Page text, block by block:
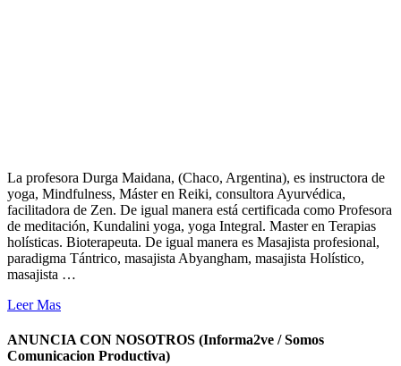
La profesora Durga Maidana, (Chaco, Argentina), es instructora de
yoga, Mindfulness, Máster en Reiki, consultora Ayurvédica,
facilitadora de Zen. De igual manera está certificada como Profesora
de meditación, Kundalini yoga, yoga Integral. Master en Terapias
holísticas. Bioterapeuta. De igual manera es Masajista profesional,
paradigma Tántrico, masajista Abyangham, masajista Holístico,
masajista …
Leer Mas
ANUNCIA CON NOSOTROS (Informa2ve / Somos
Comunicacion Productiva)